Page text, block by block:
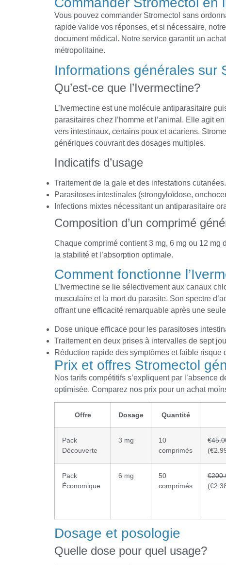
Vous pouvez commander Stromectol sans
rapide valide vos réponses, et si nécessaire,
document médical. Notre service garantit un
métropolitaine.
Informations générales sur
Qu’est-ce que l’Ivermectine?
L’Ivermectine est une molécule antiparasitaire
parasitaires chez l’homme et l’animal. Elle agit
vers intestinaux, certains poux et acariens.
génériques couvrant des dosages multiples.
Indicatifs d’usage
Traitement de la gale et des infestations cutanées.
Parasitoses intestinales (strongyloïdose,
Infections mixtes nécessitant un antiparasitaire
Composition d’un comprimé
Chaque comprimé contient 3 mg, 6 mg ou 12 mg
la stabilité et l’absorption optimale.
Comment fonctionne
L’Ivermectine se lie sélectivement aux canaux
musculaire et la mort du parasite. Son spectre
offrant une efficacité remarquable après une
Dose unique efficace pour les parasitoses
Traitement en deux prises à intervalles de sept
Réduction rapide des symptômes et faible risque
Prix et offres Stromectol
Nos tarifs compétitifs s’expliquent par l’absence
optimisée. Comparez nos prix pour un achat
Offre Dosage Quantité
Pack
Découverte
3 mg
10
comprimés
Pack
Économique
6 mg
50
comprimés
Dosage et posologie
Quelle dose pour quel usage?